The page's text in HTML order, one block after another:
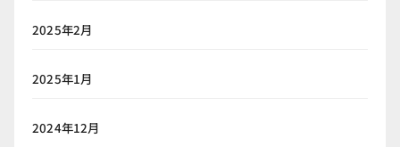
2025年2月
2025年1月
2024年12月